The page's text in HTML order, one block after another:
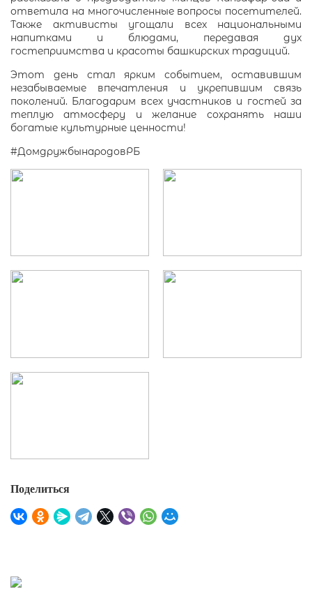
ответила на многочисленные вопросы посетителей.
Также активисты угощали всех национальными
напитками и блюдами, передавая дух
гостеприимства и красоты башкирских традиций.
Этот день стал ярким событием, оставившим
незабываемые впечатления и укрепившим связь
поколений. Благодарим всех участников и гостей за
теплую атмосферу и желание сохранять наши
богатые культурные ценности!
#ДомдружбынародовРБ
Поделиться